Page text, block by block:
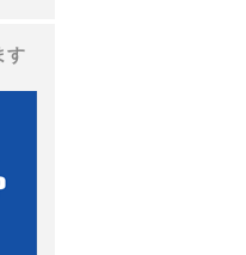
す